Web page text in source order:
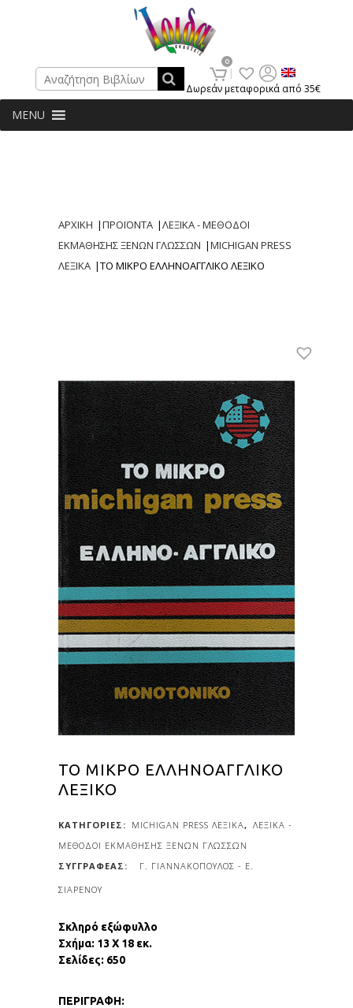
Δωρεάν μεταφορικά από 35€
Search
0
MENU
ΑΡΧΙΚΗ |ΠΡΟΪΟΝΤΑ |ΛΕΞΙΚΑ - ΜΕΘΟΔΟΙ
ΕΚΜΑΘΗΣΗΣ ΞΕΝΩΝ ΓΛΩΣΣΩΝ |MICHIGAN PRESS
ΛΕΞΙΚΑ |ΤΟ ΜΙΚΡΟ ΕΛΛΗΝΟΑΓΓΛΙΚΟ ΛΕΞΙΚΟ
ΤΟ ΜΙΚΡΟ ΕΛΛΗΝΟΑΓΓΛΙΚΟ
ΛΕΞΙΚΟ
ΚΑΤΗΓΟΡΙΕΣ: MICHIGAN PRESS ΛΕΞΙΚΑ, ΛΕΞΙΚΑ -
ΜΕΘΟΔΟΙ ΕΚΜΑΘΗΣΗΣ ΞΕΝΩΝ ΓΛΩΣΣΩΝ
Γ. ΓΙΑΝΝΑΚΟΠΟΥΛΟΣ - Ε.
ΣΙΑΡΕΝΟΥ
Σκληρό εξώφυλλο
Σχήμα: 13 Χ 18 εκ.
Σελίδες: 650
ΠΕΡΙΓΡΑΦΗ: